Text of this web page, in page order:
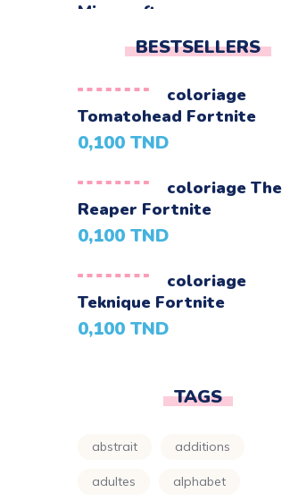
Minecraft
Minions
Montgolfiere
Moto
Naruto
Nature
Night Funkin
Parapluie
Petit Ours Brun
Power Rangers
Princesse
Printemps
BESTSELLERS
coloriage
Tomatohead Fortnite
0,100 TND
coloriage The
Reaper Fortnite
0,100 TND
coloriage
Teknique Fortnite
0,100 TND
TAGS
abstrait additions
adultes alphabet